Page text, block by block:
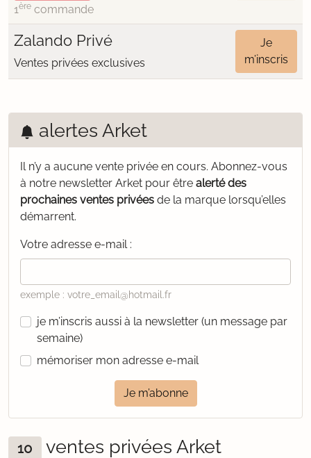
1ère commande
Zalando Privé
Ventes privées exclusives
Je
m’inscris
alertes Arket
Il n’y a aucune vente privée en cours. Abonnez-vous
à notre newsletter Arket pour être alerté des
prochaines ventes privées de la marque lorsqu’elles
démarrent.
Votre adresse e-mail :
exemple : votre_email@hotmail.fr
je m’inscris aussi à la newsletter (un message par
semaine)
mémoriser mon adresse e-mail
Je m’abonne
10
ventes privées Arket